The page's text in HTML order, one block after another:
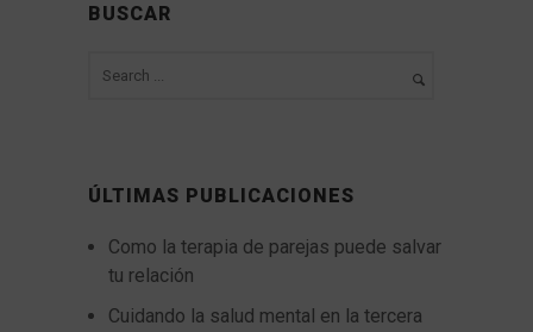
BUSCAR
ÚLTIMAS PUBLICACIONES
Como la terapia de parejas puede salvar
tu relación
Cuidando la salud mental en la tercera